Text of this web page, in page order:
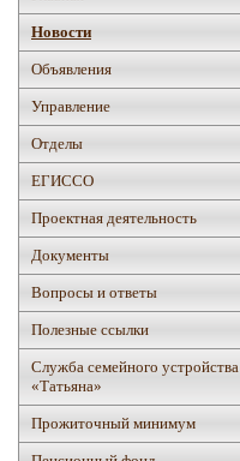
Новости
Объявления
Управление
Отделы
ЕГИССО
Проектная деятельность
Документы
Вопросы и ответы
Полезные ссылки
Служба семейного устройства
«Татьяна»
Прожиточный минимум